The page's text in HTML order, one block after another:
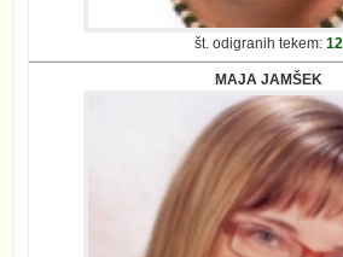
št. odigranih tekem:12
MAJA JAMŠEK